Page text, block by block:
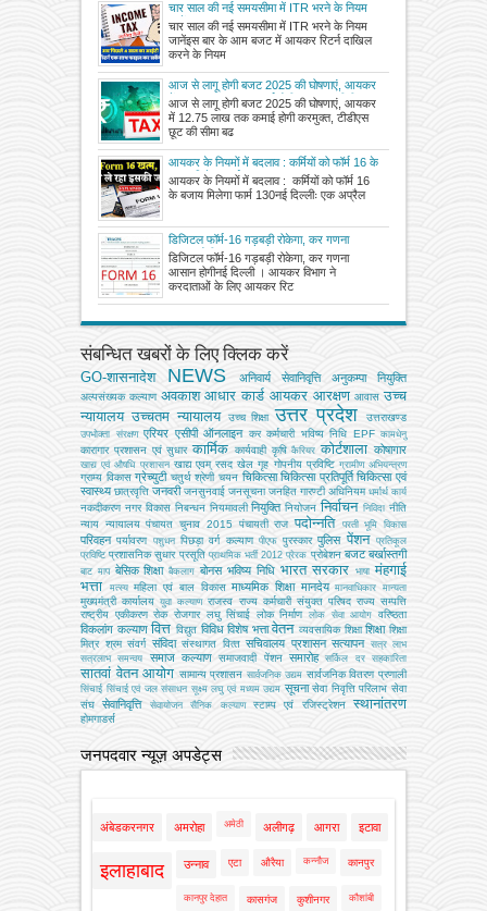
चार साल की नई समयसीमा में ITR भरने के नियम
जानें
चार साल की नई समयसीमा में ITR भरने के नियम
जानेंइस बार के आम बजट में आयकर रिटर्न दाखिल
करने के नियम
आज से लागू होगी बजट 2025 की घोषणाएं, आयकर
में 12.75 लाख तक कमाई होगी करमुक्त, टीडीएस
छूट की सीमा बढ़ी
आज से लागू होगी बजट 2025 की घोषणाएं, आयकर
में 12.75 लाख तक कमाई होगी करमुक्त, टीडीएस
छूट की सीमा बढ
आयकर के नियमों में बदलाव : कर्मियों को फॉर्म 16 के
बजाय मिलेगा फार्म 130
आयकर के नियमों में बदलाव : कर्मियों को फॉर्म 16
के बजाय मिलेगा फार्म 130नई दिल्लीः एक अप्रैल
डिजिटल फॉर्म-16 गड़बड़ी रोकेगा, कर गणना
आसान होगी
डिजिटल फॉर्म-16 गड़बड़ी रोकेगा, कर गणना
आसान होगीनई दिल्ली । आयकर विभाग ने
करदाताओं के लिए आयकर रिट
संबन्धित खबरों के लिए क्लिक करें
GO-शासनादेश NEWS अनिवार्य सेवानिवृत्ति अनुकम्पा नियुक्ति
अल्‍पसंख्‍यक कल्‍याण अवकाश आधार कार्ड आयकर आरक्षण आवास उच्च
न्यायालय उच्चतम न्यायालय उच्‍च शिक्षा उत्तर प्रदेश उत्तराखण्ड
उपभोक्‍ता संरक्षण एरियर एसीपी ऑनलाइन कर कर्मचारी भविष्य निधि EPF कामधेनु
कारागार प्रशासन एवं सुधार कार्मिक कार्यवाही कृषि कैरियर कोर्टशाला कोषागार
खाद्य एवं औषधि प्रशासन खाद्य एवम् रसद खेल गृह गोपनीय प्रविष्टि ग्रामीण अभियन्‍त्रण
ग्राम्य विकास ग्रेच्युटी चतुर्थ श्रेणी चयन चिकित्सा चिकित्सा प्रतिपूर्ति चिकित्‍सा एवं
स्वास्थ्य छात्रवृत्ति जनवरी जनसुनवाई जनसूचना जनहित गारण्टी अधिनियम धर्मार्थ कार्य
नकदीकरण नगर विकास निबन्‍धन नियमावली नियुक्ति नियोजन निर्वाचन निविदा नीति
न्याय न्यायालय पंचायत चुनाव 2015 पंचायती राज पदोन्नति परती भूमि विकास
परिवहन पर्यावरण पशुधन पिछड़ा वर्ग कल्‍याण पीएफ पुरस्कार पुलिस पेंशन
प्रतिकूल
प्रविष्टि प्रशासनिक सुधार प्रसूति प्राथमिक भर्ती 2012 प्रेरक प्रोबेशन बजट बर्खास्तगी
बाट माप बेसिक शिक्षा बैकलाग बोनस भविष्य निधि भारत सरकार भाषा मंहगाई
भत्ता
मत्‍स्‍य महिला एवं बाल विकास माध्यमिक शिक्षा मानदेय मानवाधिकार मान्यता
मुख्‍यमंत्री कार्यालय युवा कल्याण राजस्व राज्य कर्मचारी संयुक्त परिषद राज्य सम्पत्ति
राष्ट्रीय एकीकरण रोक रोजगार लघु सिंचाई लोक निर्माण लोक सेवा आयोग वरिष्ठता
विकलांग कल्याण वित्त विद्युत विविध विशेष भत्ता वेतन व्‍यवसायिक शिक्षा शिक्षा शिक्षा
मित्र श्रम संवर्ग संविदा संस्‍थागत वित्‍त सचिवालय प्रशासन सत्यापन सत्र लाभ
सत्रलाभ
समन्वय समाज कल्याण समाजवादी पेंशन समारोह सर्किल दर सहकारिता
सातवां वेतन आयोग सामान्य प्रशासन सार्वजनिक उद्यम सार्वजनिक वितरण प्रणाली
सिंचाई सिंचाई एवं जल संसाधन सूक्ष्म लघु एवं मध्यम उद्यम सूचना सेवा निवृत्ति परिलाभ सेवा
संघ
सेवानिवृत्ति सेवायोजन सैनिक कल्‍याण स्टाम्प एवं रजिस्ट्रेशन स्थानांतरण
होमगाडर्स
जनपदवार न्यूज़ अपडेट्स
अंबेडकरनगर अमरोहा अमेठी अलीगढ़ आगरा इटावा
इलाहाबाद उन्नाव एटा औरैया कन्नौज कानपुर
कानपुर देहात कासगंज कुशीनगर कौशांबी